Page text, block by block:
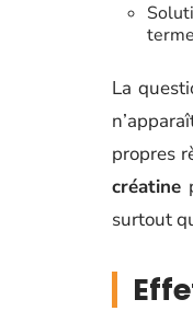
La
propres
créatine
surtout